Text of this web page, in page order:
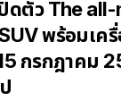
ดตัว The
พร้อมเค
กรกฎาคม